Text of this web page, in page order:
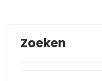
Zoeken